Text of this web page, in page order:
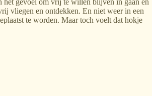
het gevoel om vrij te willen blijven in gaan en
vliegen en ontdekken. En niet weer in een
te worden. Maar toch voelt dat hokje